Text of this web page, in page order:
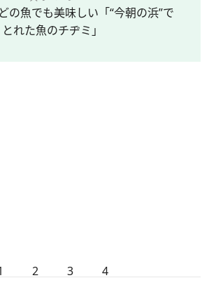
の魚でも美味しい「“今朝の浜”で
とれた魚のチヂミ」
2 3 4